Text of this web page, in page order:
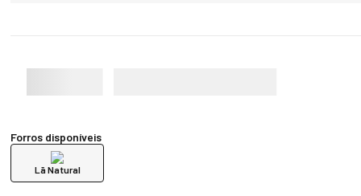
Forros disponíveis
Lã Natural